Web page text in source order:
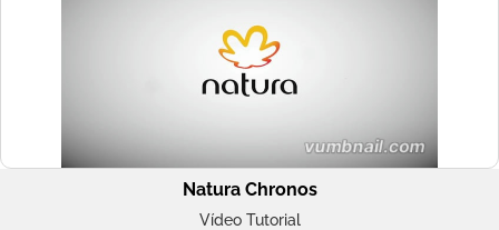
Natura Chronos
Vídeo Tutorial